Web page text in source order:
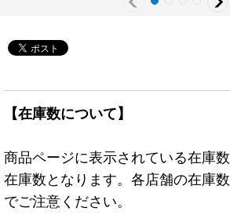
【在庫数について】
商品ページに表示されている在庫
在庫数となります。各店舗の在庫
でご注意ください。